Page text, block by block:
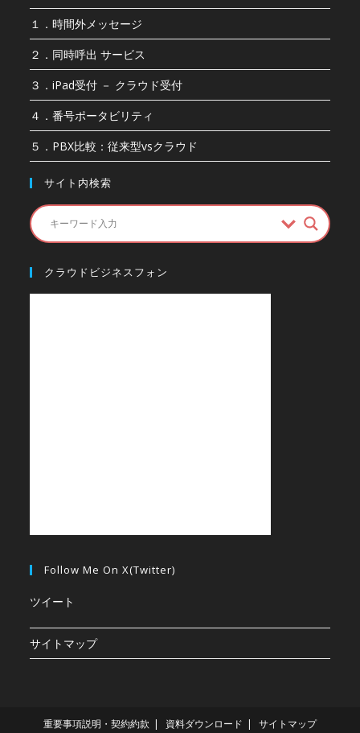
１．時間外メッセージ
２．同時呼出 サービス
３．iPad受付 － クラウド受付
４．番号ポータビリティ
５．PBX比較：従来型vsクラウド
サイト内検索
クラウドビジネスフォン
Follow Me On X(Twitter)
ツイート
サイトマップ
重要事項説明・契約約款 資料ダウンロード サイトマップ